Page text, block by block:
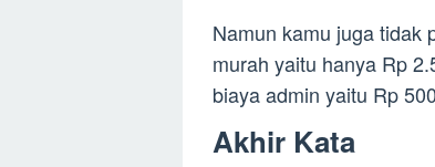
Namun kamu juga tidak
murah yaitu hanya Rp
biaya admin yaitu Rp
Akhir Kata